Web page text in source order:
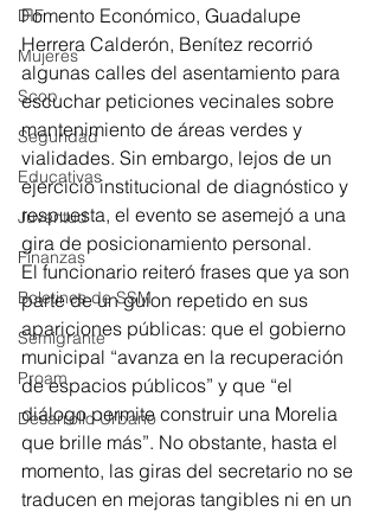
DIF
Mujeres
Scop
Seguridad
Educativas
Juventud
Finanzas
Boletines de SSM
Semigrante
Proam
Desarrollo Urbano
Fomento Económico, Guadalupe
Herrera Calderón, Benítez recorrió
algunas calles del asentamiento para
escuchar peticiones vecinales sobre
mantenimiento de áreas verdes y
vialidades. Sin embargo, lejos de un
ejercicio institucional de diagnóstico y
respuesta, el evento se asemejó a una
gira de posicionamiento personal.
El funcionario reiteró frases que ya son
parte de un guion repetido en sus
apariciones públicas: que el gobierno
municipal “avanza en la recuperación
de espacios públicos” y que “el
diálogo permite construir una Morelia
que brille más”. No obstante, hasta el
momento, las giras del secretario no se
traducen en mejoras tangibles ni en un